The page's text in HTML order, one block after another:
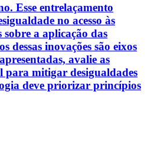
Esse entrelaçamento
no acesso às
a aplicação das
dessas inovações são eixos
avalie as
para mitigar desigualdades
deve priorizar princípios